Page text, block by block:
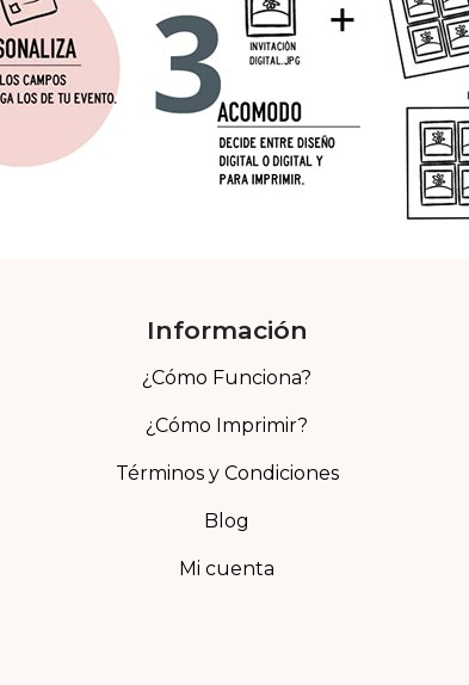
Información
¿Cómo Funciona?
¿Cómo Imprimir?
Términos y Condiciones
Blog
Mi cuenta